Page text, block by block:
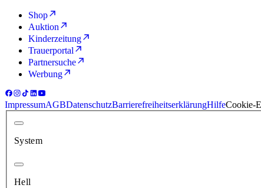
Shop
Auktion
Kinderzeitung
Trauerportal
Partnersuche
Werbung
ImpressumAGBDatenschutzBarrierefreiheitserklärungHilfeCookie-
System
Hell